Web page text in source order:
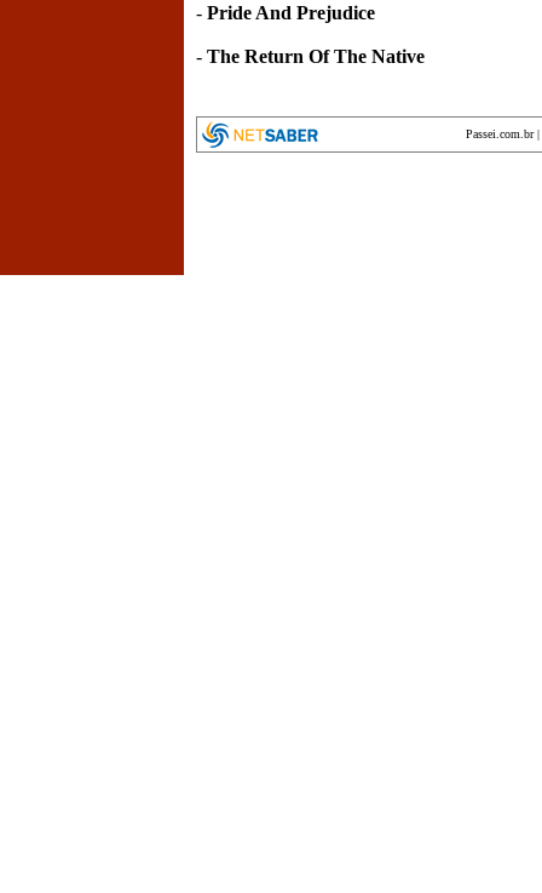
- Pride And Prejudice
- The Return Of The Native
Passei.com.br|